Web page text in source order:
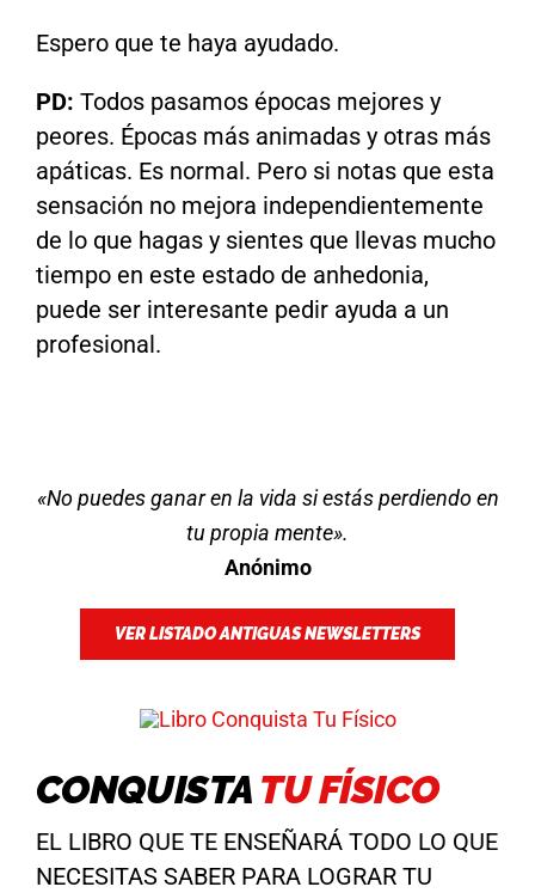
Espero que te haya ayudado.
PD: Todos pasamos épocas mejores y
peores. Épocas más animadas y otras más
apáticas. Es normal. Pero si notas que esta
sensación no mejora independientemente
de lo que hagas y sientes que llevas mucho
tiempo en este estado de anhedonia,
puede ser interesante pedir ayuda a un
profesional.
«No puedes ganar en la vida si estás perdiendo en
tu propia mente».
Anónimo
VER LISTADO ANTIGUAS NEWSLETTERS
CONQUISTA TU FÍSICO
EL LIBRO QUE TE ENSEÑARÁ TODO LO QUE
NECESITAS SABER PARA LOGRAR TU